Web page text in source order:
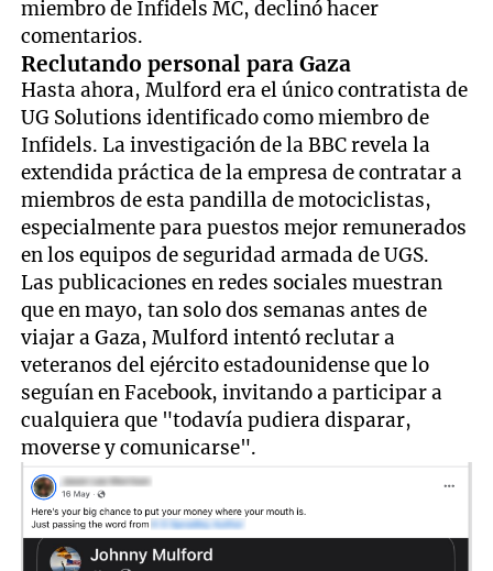
miembro de Infidels MC, declinó hacer
comentarios.
Reclutando personal para Gaza
Hasta ahora, Mulford era el único contratista de
UG Solutions identificado como miembro de
Infidels. La investigación de la BBC revela la
extendida práctica de la empresa de contratar a
miembros de esta pandilla de motociclistas,
especialmente para puestos mejor remunerados
en los equipos de seguridad armada de UGS.
Las publicaciones en redes sociales muestran
que en mayo, tan solo dos semanas antes de
viajar a Gaza, Mulford intentó reclutar a
veteranos del ejército estadounidense que lo
seguían en Facebook, invitando a participar a
cualquiera que "todavía pudiera disparar,
moverse y comunicarse".